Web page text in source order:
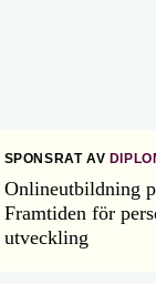
SPONSRAT AV
Onlineutbildning
Framtiden för
utveckling